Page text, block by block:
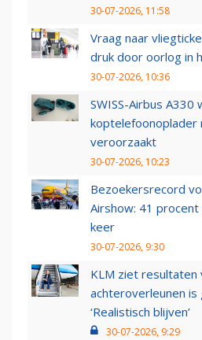
30-07-2026, 11:58
Vraag naar
druk door oorlog in
30-07-2026, 10:36
SWISS-Airbus A330
koptelefoonoplader
veroorzaakt
30-07-2026, 10:23
Bezoekersrecord
Airshow: 41
keer
30-07-2026, 9:30
KLM ziet
achteroverleunen is
‘Realistisch blijven’
30-07-2026, 9:29